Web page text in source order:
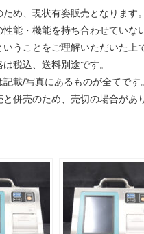
ため、現状有姿販売となります。
性能・機能を持ち合わせてい
いうことをご理解いただいた上
は税込、送料別途です。
記載/写真にあるものが全てです。
と併売のため、売切の場合があ